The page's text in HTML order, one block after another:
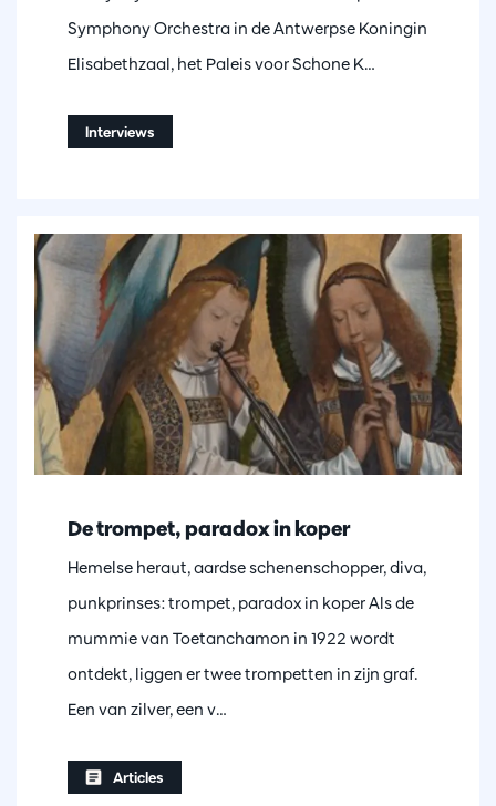
Symphony Orchestra in de Antwerpse Koningin
Elisabethzaal, het Paleis voor Schone K…
Interviews
De trompet, paradox in koper
Hemelse heraut, aardse schenenschopper, diva,
punkprinses: trompet, paradox in koper Als de
mummie van Toetanchamon in 1922 wordt
ontdekt, liggen er twee trompetten in zijn graf.
Een van zilver, een v…
Articles